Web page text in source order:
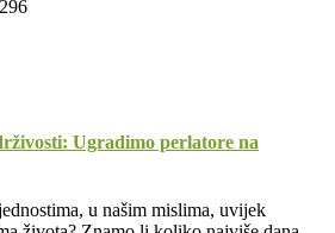
Ugradimo perlatore na
u našim mislima, uvijek